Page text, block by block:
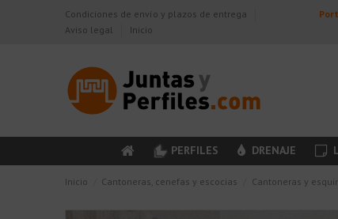
Condiciones de envío y plazos de entrega
Aviso legal
Inicio
PERFILES DRENAJE
Inicio Cantoneras, cenefas y escocias Cantoneras y